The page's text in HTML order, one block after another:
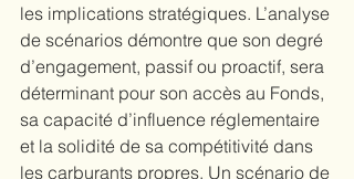
les implications stratégiques. L’analyse
de scénarios démontre que son degré
d’engagement, passif ou proactif, sera
déterminant pour son accès au Fonds,
sa capacité d’influence réglementaire
et la solidité de sa compétitivité dans
les carburants propres. Un scénario de